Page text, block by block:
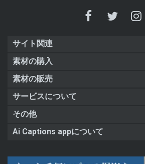
サイト関連
素材の購入
素材の販売
サービスについて
その他
Ai Captions appについて